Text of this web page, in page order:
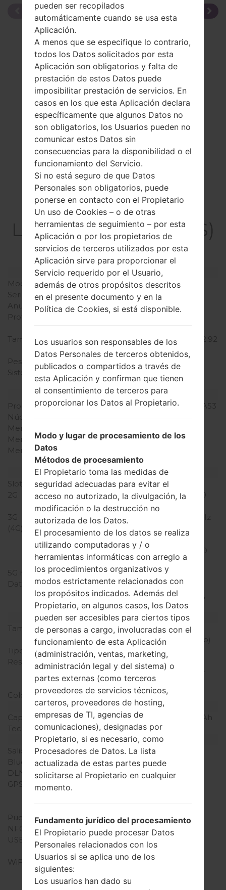
La especificación
LGX230DS(LGX230DS)
akaLG K4 2017
Modelo y sus características
Modelo
LGX230DS
Serie
LG K4 2017
Anunciado
Abril, 2017
Profundidad
8.1 milímetros (0.32
Tamaño (dimensiones)
74.1 x 145.8 milímetros (2.92
x 5.74 pulgadas)
Peso
140 gramos (4.94 onzas)
Sistema de operación
Android 6.0.1
(Marshmallow)
Hardware
Procesador
1250 MHz ARM Cortex-A53
Núcleos de UCP
Memoria RAM
Memoria interna
8GB
Memoria externa
microSDXC hasta 32 GB
Red y Datos
Slot de tarjeta
1 Nano-SIM
2G
GSM 850/900/1800/1900
MHz
3G
UMTS 850/900/2100 MHz
(4G) LTE
LTE 700 (B28), LTE 850
(B5), LTE 900 (B8), LTE
1700/2100 (B4), LTE 2600
(B7)
5G network
-
Datos
GPRS, EDGE, UMTS,
HSDPA, HSUPA, HSPA+,
LTE
Pantalla
Tamaño de la pantalla
5.0 pulgadas (~64%
relación pantalla-cuerpo)
Tipo de Pantalla
IPS TFT LCD
Resolución de Pantalla
480 x 854 píxeles (~196
densidad de píxeles por
pulgada)
Colores de pantalla
16M colores
Batería y Teclado
Capacidad de batería
Extraíble Li-Ion 2500 mAh
Teclado físico
-
Interfaces
Salida de audio
3.5mm jack
Bluetooth
versión 4.2
DLNA
No
GPS
Puerto infrarrojo
No
NFC
No
USB
microUSB 2.0 , USB
charging
WiFi
Wi-Fi802.11b/g/n, Wi-Fi
pueden ser recopilados
automáticamente cuando se usa esta
Aplicación.
A menos que se especifique lo contrario,
todos los Datos solicitados por esta
Aplicación son obligatorios y falta de
prestación de estos Datos puede
imposibilitar prestación de servicios. En
casos en los que esta Aplicación declara
específicamente que algunos Datos no
son obligatorios, los Usuarios pueden no
comunicar estos Datos sin
consecuencias para la disponibilidad o el
funcionamiento del Servicio.
Si no está seguro de que Datos
Personales son obligatorios, puede
ponerse en contacto con el Propietario
Un uso de Cookies – o de otras
herramientas de seguimiento – por esta
Aplicación o por los propietarios de
servicios de terceros utilizados por esta
Aplicación sirve para proporcionar el
Servicio requerido por el Usuario,
además de otros propósitos descritos
en el presente documento y en la
Política de Cookies, si está disponible.
Los usuarios son responsables de los
Datos Personales de terceros obtenidos,
publicados o compartidos a través de
esta Aplicación y confirman que tienen
el consentimiento de terceros para
proporcionar los Datos al Propietario.
Modo y lugar de procesamiento de los
Datos
Métodos de procesamiento
El Propietario toma las medidas de
seguridad adecuadas para evitar el
acceso no autorizado, la divulgación, la
modificación o la destrucción no
autorizada de los Datos.
El procesamiento de los datos se realiza
utilizando computadoras y / o
herramientas informáticas con arreglo a
los procedimientos organizativos y
modos estrictamente relacionados con
los propósitos indicados. Además del
Propietario, en algunos casos, los Datos
pueden ser accesibles para ciertos tipos
de personas a cargo, involucradas con el
funcionamiento de esta Aplicación
(administración, ventas, marketing,
administración legal y del sistema) o
partes externas (como terceros
proveedores de servicios técnicos,
carteros, proveedores de hosting,
empresas de TI, agencias de
comunicaciones), designadas por
Propietario, si es necesario, como
Procesadores de Datos. La lista
actualizada de estas partes puede
solicitarse al Propietario en cualquier
momento.
Fundamento jurídico del procesamiento
El Propietario puede procesar Datos
Personales relacionados con los
Usuarios si se aplica uno de los
siguientes:
Los usuarios han dado su